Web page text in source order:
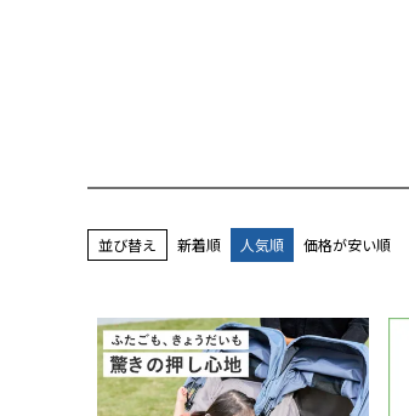
並び替え 新着順 人気順 価格が安い順